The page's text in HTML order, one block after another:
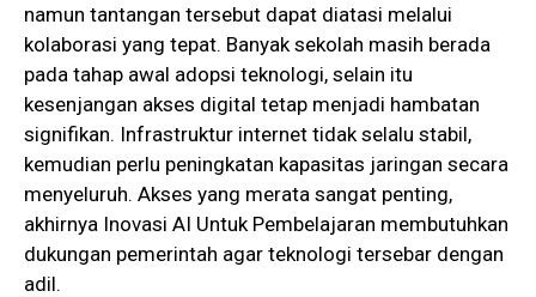
namun tantangan tersebut dapat diatasi melalui
kolaborasi yang tepat. Banyak sekolah masih berada
pada tahap awal adopsi teknologi, selain itu
kesenjangan akses digital tetap menjadi hambatan
signifikan. Infrastruktur internet tidak selalu stabil,
kemudian perlu peningkatan kapasitas jaringan secara
menyeluruh. Akses yang merata sangat penting,
akhirnya Inovasi AI Untuk Pembelajaran membutuhkan
dukungan pemerintah agar teknologi tersebar dengan
adil.